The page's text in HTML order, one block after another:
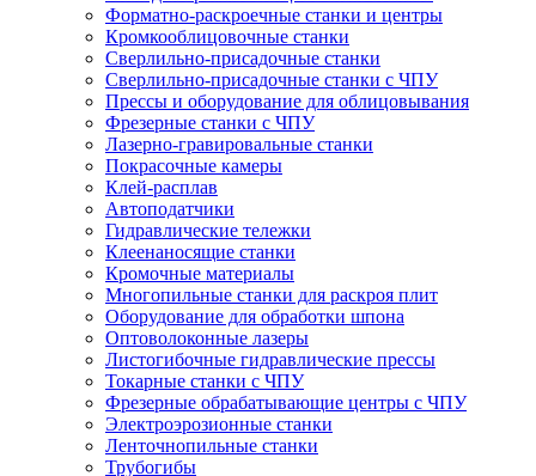
Форматно-раскроечные станки и центры
Кромкооблицовочные станки
Сверлильно-присадочные станки
Сверлильно-присадочные станки с ЧПУ
Прессы и оборудование для облицовывания
Фрезерные станки с ЧПУ
Лазерно-гравировальные станки
Покрасочные камеры
Клей-расплав
Автоподатчики
Гидравлические тележки
Клеенаносящие станки
Кромочные материалы
Многопильные станки для раскроя плит
Оборудование для обработки шпона
Оптоволоконные лазеры
Листогибочные гидравлические прессы
Токарные станки с ЧПУ
Фрезерные обрабатывающие центры с ЧПУ
Электроэрозионные станки
Ленточнопильные станки
Трубогибы